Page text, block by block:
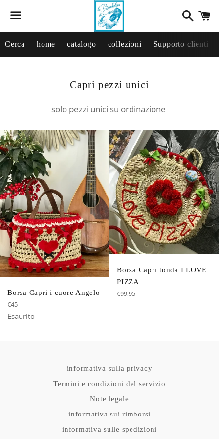
Cerca
Cerca home catalogo collezioni Supporto clienti
Collezione:
Capri pezzi unici
solo pezzi unici su ordinazione
Borsa Capri i cuore Angelo
Prezzo
di
€45
Esaurito
Borsa Capri tonda I LOVE
PIZZA
Prezzo
€99,95
informativa sulla privacy
Termini e condizioni del servizio
Note legale
informativa sui rimborsi
informativa sulle spedizioni